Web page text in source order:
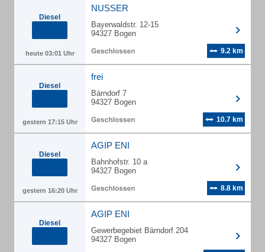
Diesel
heute 03:01 Uhr
NUSSER
Bayerwaldstr. 12-15
94327 Bogen
9.2 km
Diesel
gestern 17:15 Uhr
frei
Bärndorf 7
94327 Bogen
10.7 km
Diesel
gestern 16:20 Uhr
AGIP ENI
Bahnhofstr. 10 a
94327 Bogen
8.8 km
Diesel
AGIP ENI
Gewerbegebiet Bärndorf 204
94327 Bogen